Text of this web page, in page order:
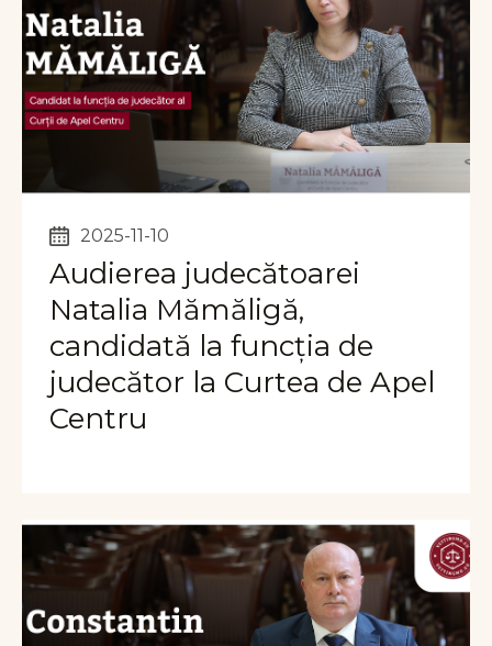
2025-11-10
Audierea judecătoarei
Natalia Mămăligă,
candidată la funcția de
judecător la Curtea de Apel
Centru